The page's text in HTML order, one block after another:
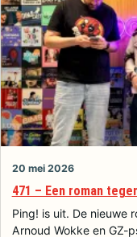
20 mei 2026
471 – Een roman
Ping! is uit. De nieuwe
Arnoud Wokke en GZ-